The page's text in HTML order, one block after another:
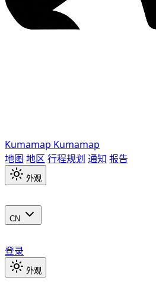
Kumamap Kumamap
地图 地区 行程规划 通知 报告
外观
CN
登录
外观